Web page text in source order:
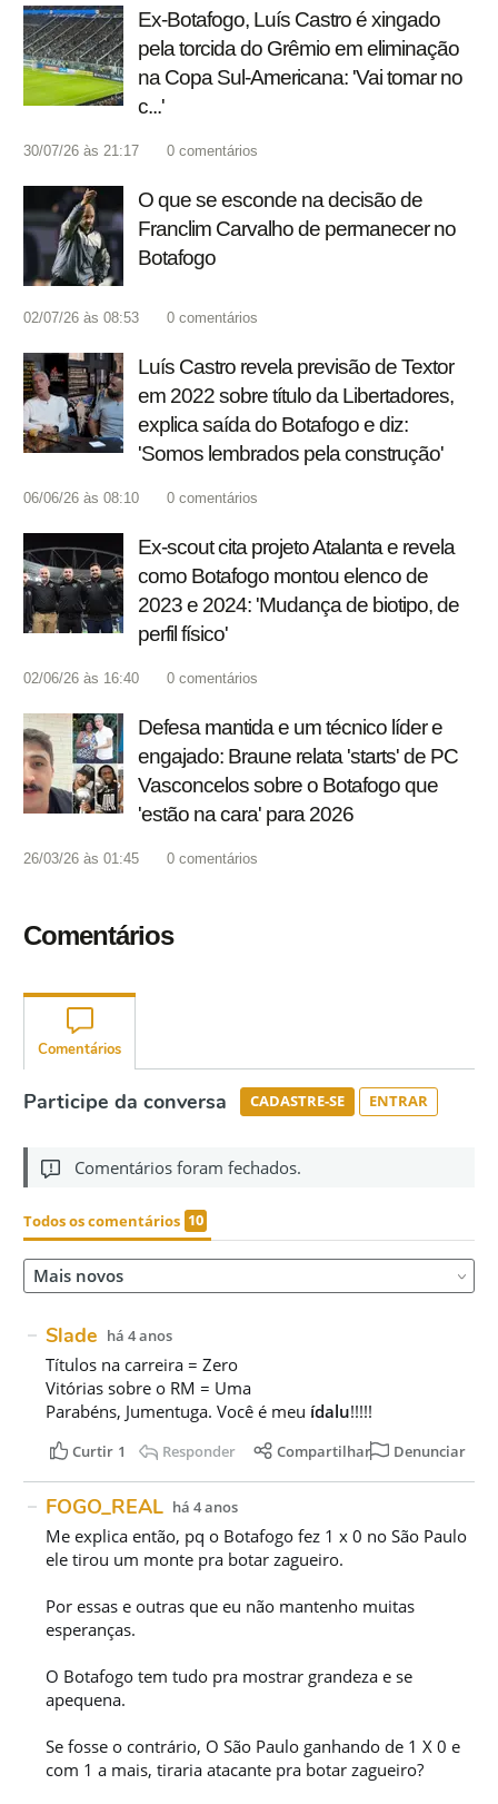
Ex-Botafogo, Luís Castro é xingado
pela torcida do Grêmio em eliminação
na Copa Sul-Americana: 'Vai tomar no
c...'
30/07/26 às 21:17 0 comentários
O que se esconde na decisão de
Franclim Carvalho de permanecer no
Botafogo
02/07/26 às 08:53 0 comentários
Luís Castro revela previsão de Textor
em 2022 sobre título da Libertadores,
explica saída do Botafogo e diz:
'Somos lembrados pela construção'
06/06/26 às 08:10 0 comentários
Ex-scout cita projeto Atalanta e revela
como Botafogo montou elenco de
2023 e 2024: 'Mudança de biotipo, de
perfil físico'
02/06/26 às 16:40 0 comentários
Defesa mantida e um técnico líder e
engajado: Braune relata 'starts' de PC
Vasconcelos sobre o Botafogo que
'estão na cara' para 2026
26/03/26 às 01:45 0 comentários
Comentários